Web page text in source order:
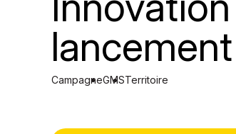
lancement
CampagneGMSTerritoire